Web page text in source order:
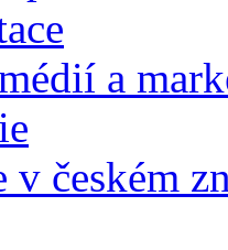
a
v českém